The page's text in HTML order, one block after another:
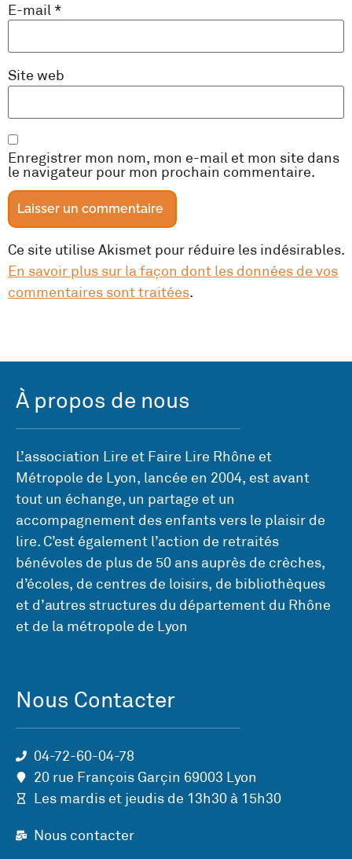
E-mail *
Site web
Enregistrer mon nom, mon e-mail et mon site dans
le navigateur pour mon prochain commentaire.
Ce site utilise Akismet pour réduire les indésirables.
En savoir plus sur la façon dont les données de vos
commentaires sont traitées.
À propos de nous
L’association Lire et Faire Lire Rhône et
Métropole de Lyon, lancée en 2004, est avant
tout un échange, un partage et un
accompagnement des enfants vers le plaisir de
lire. C’est également l’action de retraités
bénévoles de plus de 50 ans auprès de crèches,
d’écoles, de centres de loisirs, de bibliothèques
et d’autres structures du département du Rhône
et de la métropole de Lyon
Nous Contacter
04-72-60-04-78
20 rue François Garçin 69003 Lyon
Les mardis et jeudis de 13h30 à 15h30
Nous contacter